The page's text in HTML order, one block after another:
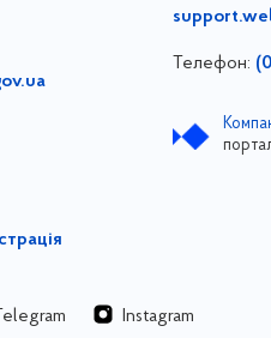
Телефон:
Instagram